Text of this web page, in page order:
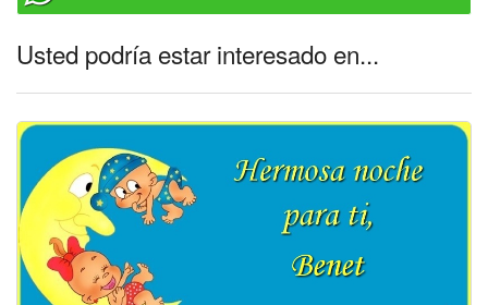
Usted podría estar interesado en...